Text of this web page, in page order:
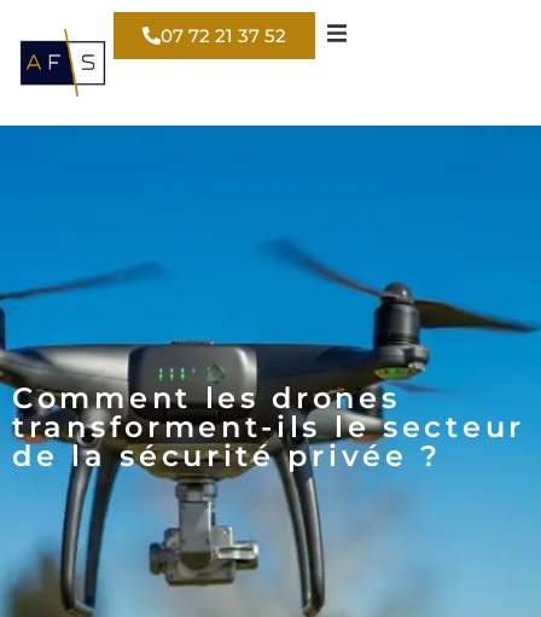
07 72 21 37 52
Comment les drones
transforment-ils le secteur
de la sécurité privée ?